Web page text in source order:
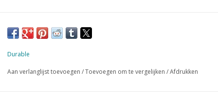
Durable
Aan verlanglijst toevoegen /Toevoegen om te vergelijken /Afdrukken